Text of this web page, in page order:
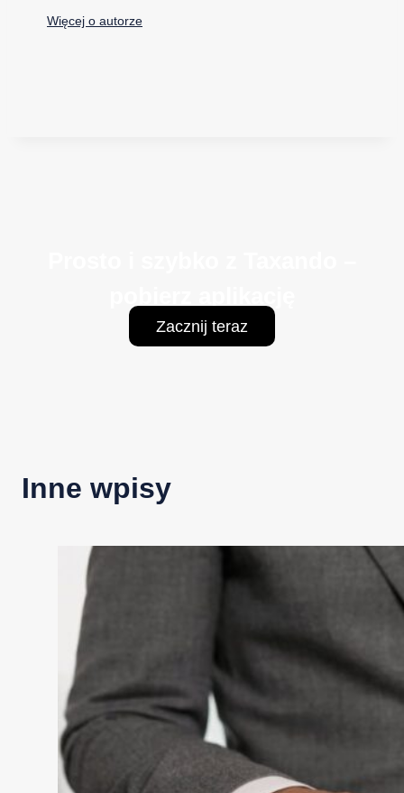
Więcej o autorze
Zacznij teraz
Inne wpisy